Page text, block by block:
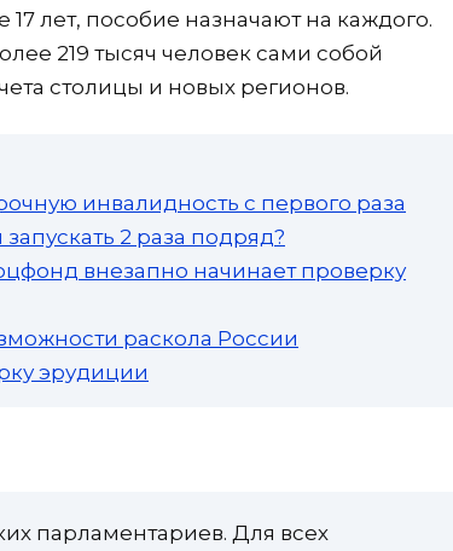
лет, пособие назначают на каждого.
219 тысяч человек сами собой
столицы и новых регионов.
инвалидность с первого раза
2 раза подряд?
внезапно начинает проверку
раскола России
эрудиции
парламентариев. Для всех